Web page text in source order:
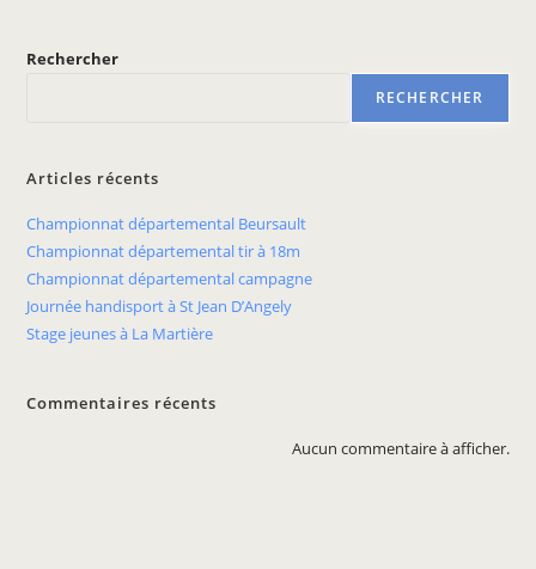
Rechercher
RECHERCHER
Articles récents
Championnat départemental Beursault
Championnat départemental tir à 18m
Championnat départemental campagne
Journée handisport à St Jean D’Angely
Stage jeunes à La Martière
Commentaires récents
Aucun commentaire à afficher.